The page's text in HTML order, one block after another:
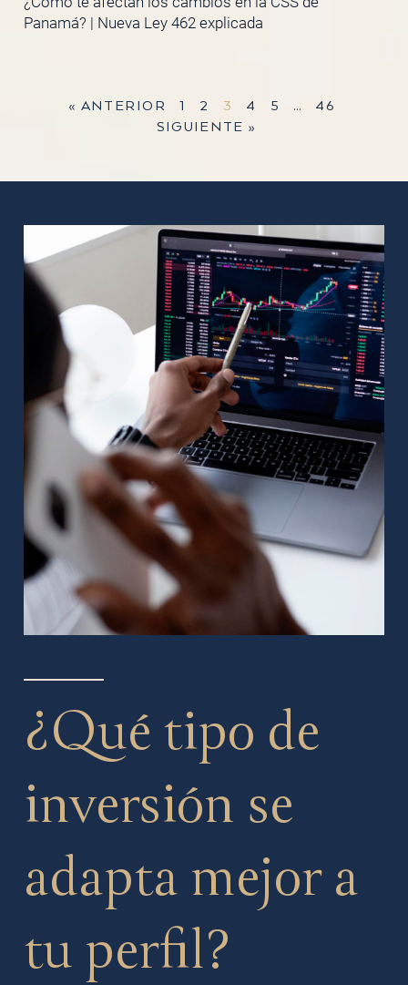
Panamá? | Nueva Ley 462 explicada
« ANTERIOR 1 2 3 4 5 …
46
SIGUIENTE »
¿Qué tipo de
inversión se
adapta mejor a
tu perfil?